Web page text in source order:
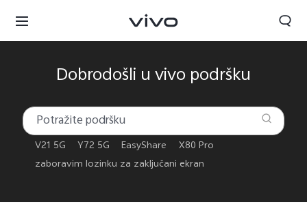
Dobrodošli u vivo podršku
V21 5G Y72 5G EasyShare
X80 Pro
zaboravim lozinku za zaključani ekran